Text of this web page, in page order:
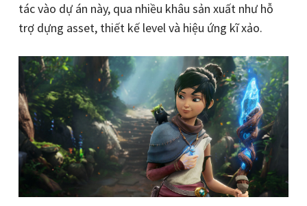
tác vào dự án này, qua nhiều khâu sản xuất như hỗ
trợ dựng asset, thiết kế level và hiệu ứng kĩ xảo.